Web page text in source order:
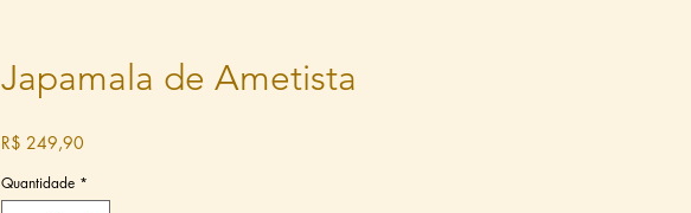
Japamala de Ametista
R$ 249,90
Quantidade *